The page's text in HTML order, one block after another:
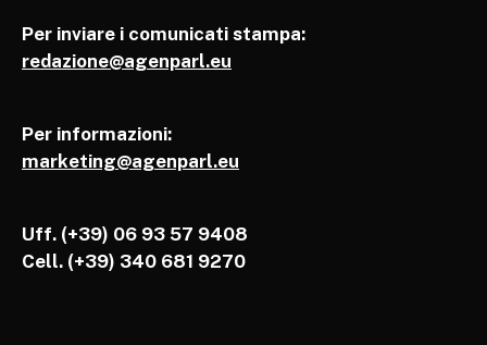
Per inviare i comunicati stampa:
redazione@agenparl.eu
Per informazioni:
marketing@agenparl.eu
Uff. (+39) 06 93 57 9408
Cell. (+39) 340 681 9270